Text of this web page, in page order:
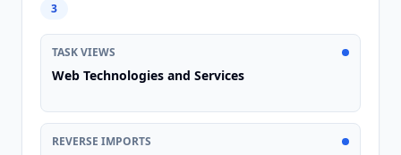
3
TASK VIEWS
Web Technologies and Services
REVERSE IMPORTS